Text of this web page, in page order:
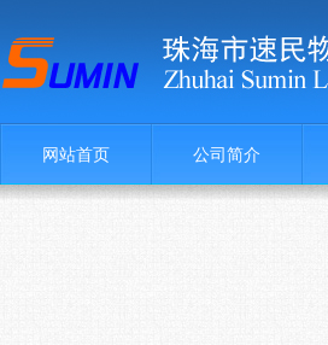
网站首页 公司简介